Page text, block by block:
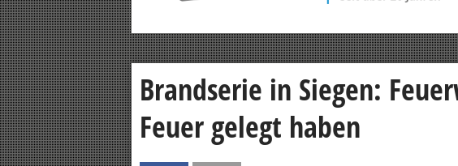
Brandserie in Siegen:
Feuer gelegt haben